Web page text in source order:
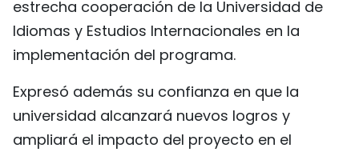
estrecha cooperación de la Universidad de
Idiomas y Estudios Internacionales en la
implementación del programa.
Expresó además su confianza en que la
universidad alcanzará nuevos logros y
ampliará el impacto del proyecto en el